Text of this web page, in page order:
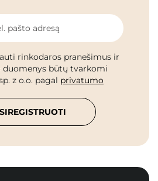
pašto adresą
rinkodaros pranešimus ir
duomenys būtų tvarkomi
z o.o. pagal privatumo